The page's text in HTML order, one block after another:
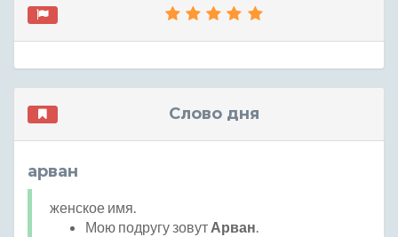
Слово дня
арван
женское имя.
Мою подругу зовут Арван.